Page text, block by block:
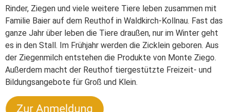
Rinder, Ziegen und viele weitere Tiere leben zusammen mit
Familie Baier auf dem Reuthof in Waldkirch-Kollnau. Fast das
ganze Jahr über leben die Tiere draußen, nur im Winter geht
es in den Stall. Im Frühjahr werden die Zicklein geboren. Aus
der Ziegenmilch entstehen die Produkte von Monte Ziego.
Außerdem macht der Reuthof tiergestützte Freizeit- und
Bildungsangebote für Groß und Klein.